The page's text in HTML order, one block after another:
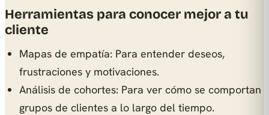
Herramientas para conocer mejor a tu
cliente
Mapas de empatía: Para entender deseos,
frustraciones y motivaciones.
Análisis de cohortes: Para ver cómo se comportan
grupos de clientes a lo largo del tiempo.